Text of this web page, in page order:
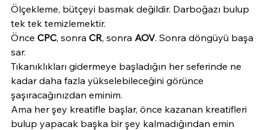
Ölçekleme, bütçeyi basmak değildir. Darboğazı bulup
tek tek temizlemektir.
Önce CPC, sonra CR, sonra AOV. Sonra döngüyü başa
sar.
Tıkanıklıkları gidermeye başladığın her seferinde ne
kadar daha fazla yükselebileceğini görünce
şaşıracağınızdan eminim.
Ama her şey kreatifle başlar, önce kazanan kreatifleri
bulup yapacak başka bir şey kalmadığından emin